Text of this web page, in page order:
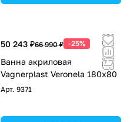
50 243 ₽66 990 ₽ -25%
Ванна акриловая
Vagnerplast Veronela 180х80
Арт. 9371